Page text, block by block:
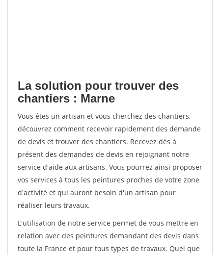
La solution pour trouver des
chantiers : Marne
Vous êtes un artisan et vous cherchez des chantiers,
découvrez comment recevoir rapidement des demande
de devis et trouver des chantiers. Recevez dès à
présent des demandes de devis en rejoignant notre
service d'aide aux artisans. Vous pourrez ainsi proposer
vos services à tous les peintures proches de votre zone
d'activité et qui auront besoin d'un artisan pour
réaliser leurs travaux.
L'utilisation de notre service permet de vous mettre en
relation avec des peintures demandant des devis dans
toute la France et pour tous types de travaux. Quel que